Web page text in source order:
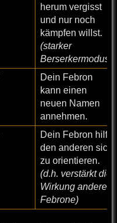
herum vergisst
und nur noch
kämpfen willst.
(starker
Berserkermodus)
Dein Febron
kann einen
neuen Namen
annehmen.
Dein Febron hilft
den anderen sich
zu orientieren.
(d.h. verstärkt die
Wirkung anderer
Febrone)